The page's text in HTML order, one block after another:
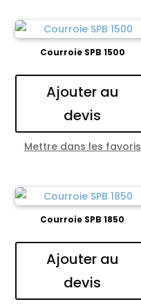
Courroie SPB 1500
Ajouter au
devis
Mettre dans les favoris
Courroie SPB 1850
Ajouter au
devis